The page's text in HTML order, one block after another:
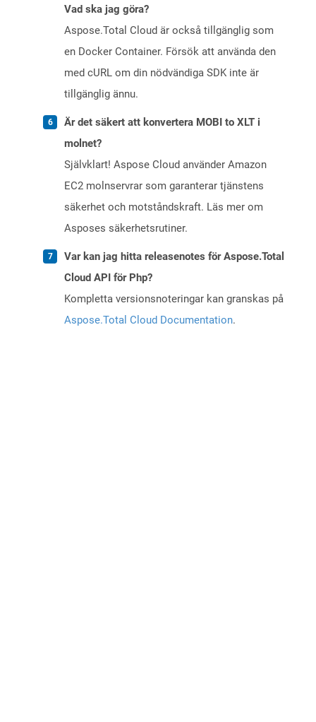
Vad ska jag göra?
Aspose.Total Cloud är också tillgänglig som
en Docker Container. Försök att använda den
med cURL om din nödvändiga SDK inte är
tillgänglig ännu.
Är det säkert att konvertera MOBI to XLT i
molnet?
Självklart! Aspose Cloud använder Amazon
EC2 molnservrar som garanterar tjänstens
säkerhet och motståndskraft. Läs mer om
Asposes säkerhetsrutiner.
Var kan jag hitta releasenotes för Aspose.Total
Cloud API för Php?
Kompletta versionsnoteringar kan granskas på
Aspose.Total Cloud Documentation.